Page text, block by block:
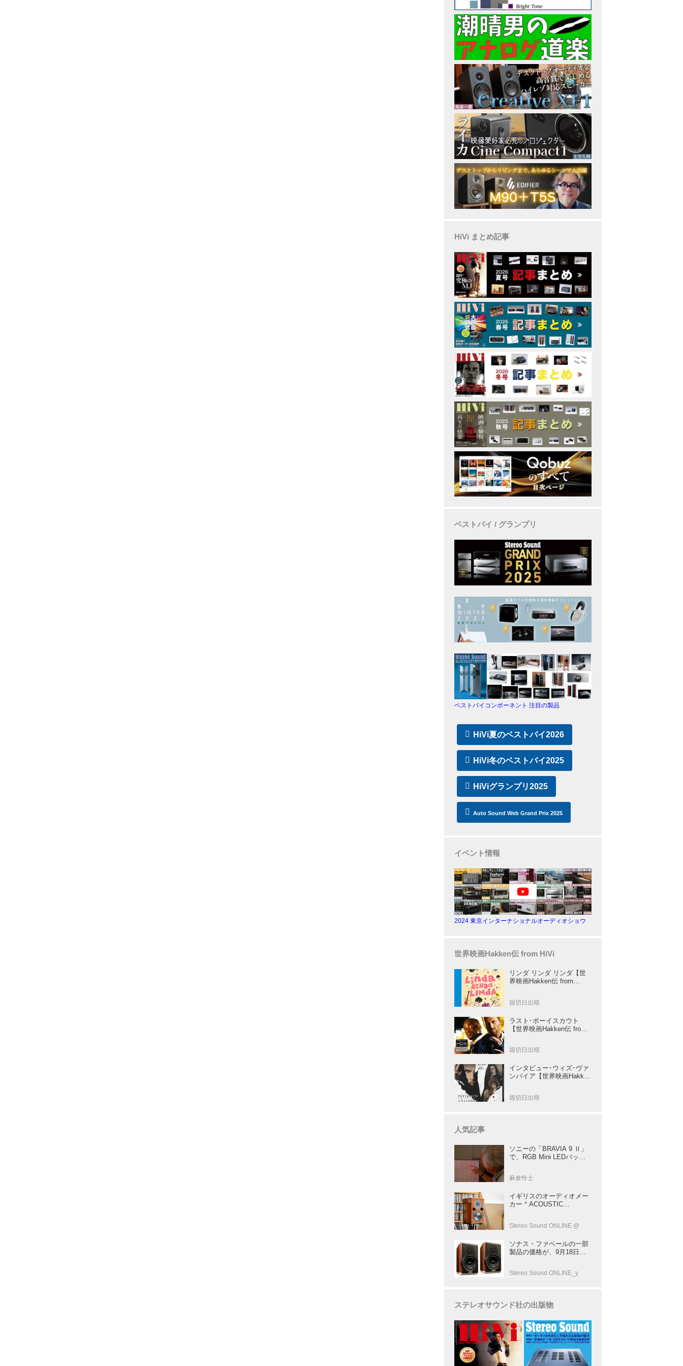
HiVi まとめ記事
ベストバイ / グランプリ
ベストバイコンポーネント 注目の製品
HiVi夏のベストバイ2026
HiVi冬のベストバイ2025
HiViグランプリ2025
Auto Sound Web Grand Prix 2025
イベント情報
2024 東京インターナショナルオーディオショウ
世界映画Hakken伝 from HiVi
リンダ リンダ リンダ【世
界映画Hakken伝 from
傑作青春学園ストーリー！
堀切日出晴
ラスト･ボーイスカウト
【世界映画Hakken伝 from
が放つ負け犬アクションの
堀切日出晴
インタビュー･ウィズ･ヴァ
ンパイア【世界映画Hakken
督吸血鬼ホラー
堀切日出晴
人気記事
ソニーの「BRAVIA 9 Ⅱ」
で、RGB Mini LEDバック
リー” だ（後）：麻倉怜士
137
麻倉怜士
イギリスのオーディオメー
カー＂ACOUSTIC
「AE1」の40周年記念モデ
Stereo Sound ONLINE @
ソナス・ファベールの一部
製品の価格が、9月18日よ
Stereo Sound ONLINE_y
ステレオサウンド社の出版物